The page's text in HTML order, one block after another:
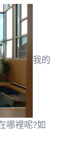
我的
哪裡呢?如